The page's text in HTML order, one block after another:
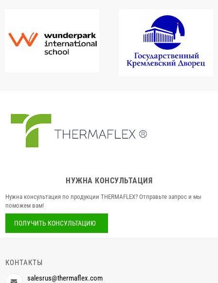
НУЖНА КОНСУЛЬТАЦИЯ
Нужна консультация по продукции THERMAFLEX? Отправьте запрос и мы
поможем вам!
ПОЛУЧИТЬ КОНСУЛЬТАЦИЮ
КОНТАКТЫ
salesrus@thermaflex.com